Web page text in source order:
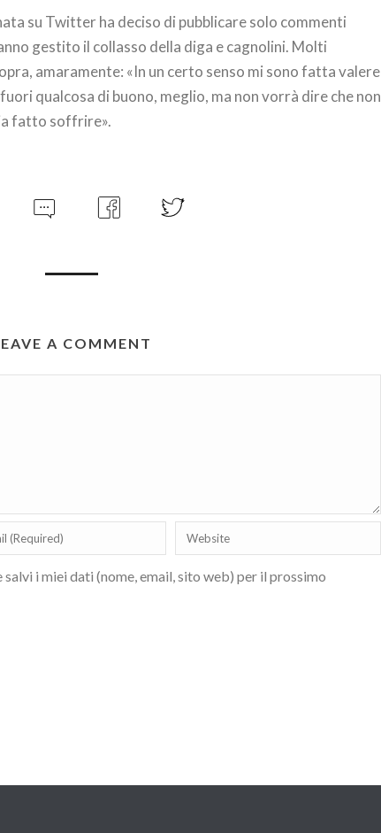
su Twitter ha deciso di pubblicare solo commenti
gestito il collasso della diga e cagnolini. Molti
amaramente: «In un certo senso mi sono fatta valere
qualcosa di buono, meglio, ma non vorrà dire che non
fatto soffrire».
A COMMENT
i miei dati (nome, email, sito web) per il prossimo